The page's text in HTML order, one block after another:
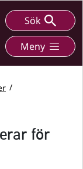
Sök
Meny
för